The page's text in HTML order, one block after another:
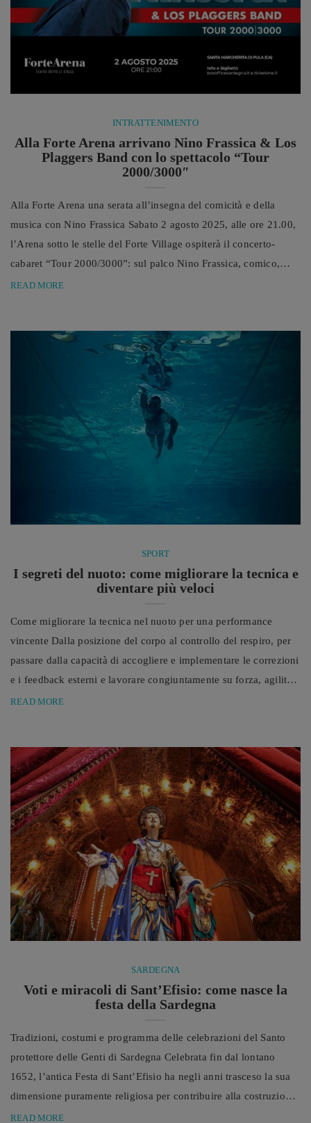
INTRATTENIMENTO
Alla Forte Arena arrivano Nino Frassica & Los
Plaggers Band con lo spettacolo “Tour
2000/3000″
Alla Forte Arena una serata all’insegna del comicità e della
musica con Nino Frassica Sabato 2 agosto 2025, alle ore 21.00,
l’Arena sotto le stelle del Forte Village ospiterà il concerto-
cabaret “Tour 2000/3000”: sul palco Nino Frassica, comico,
attore e conduttore radiofonico, accompagnato dalla Los
musica ed emozioni, quella della Forte Arena, meraviglioso
anfiteatro sotto le ...
READ MORE
SPORT
I segreti del nuoto: come migliorare la tecnica e
diventare più veloci
Come migliorare la tecnica nel nuoto per una performance
vincente Dalla posizione del corpo al controllo del respiro, per
passare dalla capacità di accogliere e implementare le correzioni
e i feedback esterni e lavorare congiuntamente su forza, agilità e
resistenza, ecco i migliori consigli per affinare la tecnica e
richiede ...
READ MORE
SARDEGNA
Voti e miracoli di Sant’Efisio: come nasce la
festa della Sardegna
Tradizioni, costumi e programma delle celebrazioni del Santo
protettore delle Genti di Sardegna Celebrata fin dal lontano
1652, l’antica Festa di Sant’Efisio ha negli anni trasceso la sua
dimensione puramente religiosa per contribuire alla costruzione
di una parte importante della cultura e dell’identità popolare
READ MORE